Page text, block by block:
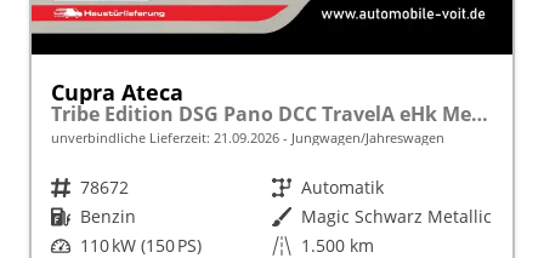
Cupra Ateca
Tribe Edition DSG Pano DCC TravelA eHk Memory Nav
unverbindliche Lieferzeit: 21.09.2026 Jungwagen/Jahreswagen
Fahrzeugnr. 78672 Getriebe Automatik
Kraftstoff Benzin Außenfarbe Magic Schwarz Metallic
Leistung 110 kW (150 PS) Kilometerstand 1.500 km